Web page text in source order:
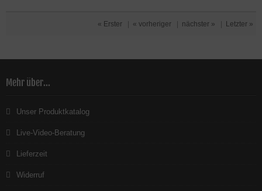
« Erster « vorheriger nächster » Letzter »
Mehr über...
Unser Produktkatalog
Live-Video-Beratung
Lieferzeit
Widerruf